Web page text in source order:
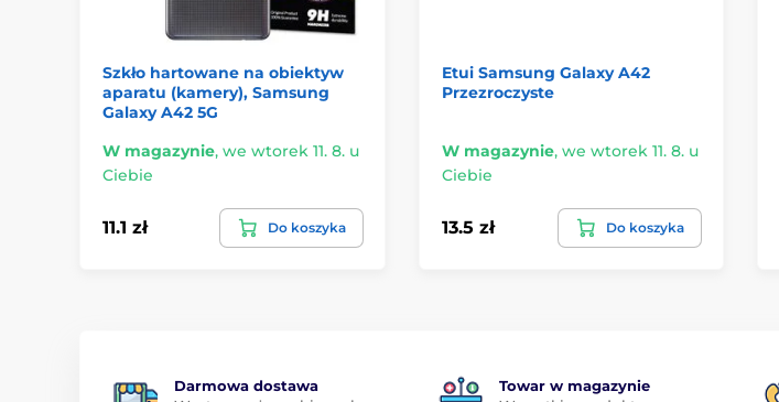
Szkło hartowane na obiektyw
aparatu (kamery), Samsung
Galaxy A42 5G
W magazynie, we wtorek 11. 8. u
Ciebie
11.1 zł Do koszyka
Etui Samsung Galaxy A42
Przezroczyste
W magazynie, we wtorek 11. 8. u
Ciebie
13.5 zł Do koszyka
Darmowa dostawa
Towar w magazynie